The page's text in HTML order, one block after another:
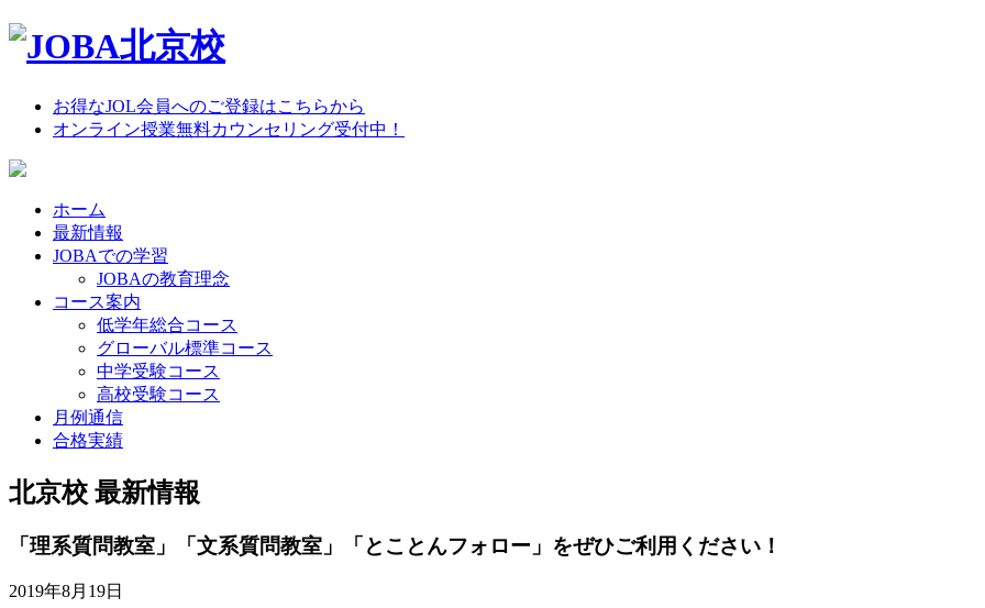
お得なJOL会員へのご登録はこちらから
オンライン授業無料カウンセリング受付中！
ホーム
最新情報
JOBAでの学習
JOBAの教育理念
コース案内
低学年総合コース
グローバル標準コース
中学受験コース
高校受験コース
月例通信
合格実績
北京校 最新情報
「理系質問教室」「文系質問教室」「とことんフォロー」をぜひご利用ください！
2019年8月19日